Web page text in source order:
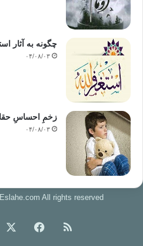
چگونه به آثار
۰۴/۰۸/۰۳
زخمِ احساسِ
۰۴/۰۸/۰۳
All rights reserved
خوراک فیس